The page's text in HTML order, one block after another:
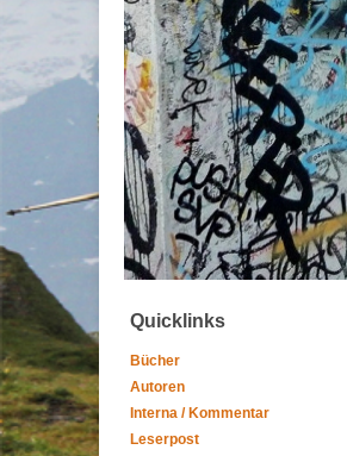
Quicklinks
Bücher
Autoren
Interna / Kommentar
Leserpost